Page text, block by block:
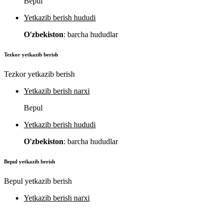
Yetkazib berish hududi
O'zbekiston: barcha hududlar
Tezkor yetkazib berish
Tezkor yetkazib berish
Yetkazib berish narxi
Bepul
Yetkazib berish hududi
O'zbekiston: barcha hududlar
Bepul yetkazib berish
Bepul yetkazib berish
Yetkazib berish narxi